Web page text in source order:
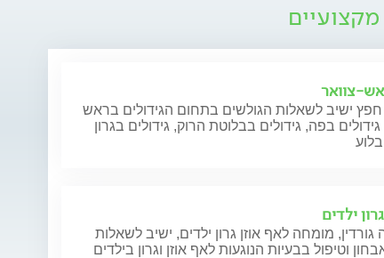
צוואר
ישיב לשאלות הגולשים בתחום הגידולים בראש
גידולים בפה, גידולים בבלוטת הרוק, גידולים בגרון
בלוע
ילדים
גורדין, מומחה לאף אוזן גרון ילדים, ישיב לשאלות
וטיפול בבעיות הנוגעות לאף אוזן וגרון בילדים